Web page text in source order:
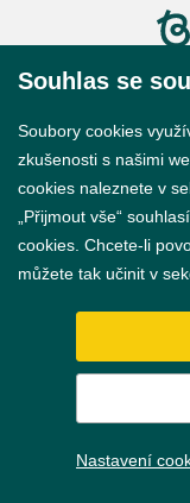
Souhlas se
Soubory cookies
zkušenosti s našimi
cookies naleznete v
„Přijmout vše“
cookies. Chcete-li
můžete tak učinit v
Nastavení